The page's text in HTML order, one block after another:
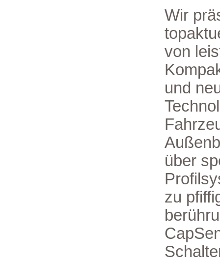
Wir
von
und
über
zu